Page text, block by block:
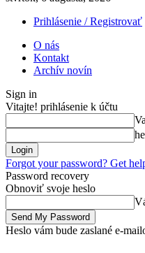
Prihlásenie / Registrovať
O nás
Kontakt
Archív novín
Sign in
Vitajte! prihlásenie k účtu
Forgot your password? Get
Password recovery
Obnoviť svoje heslo
Heslo vám bude zaslané e-